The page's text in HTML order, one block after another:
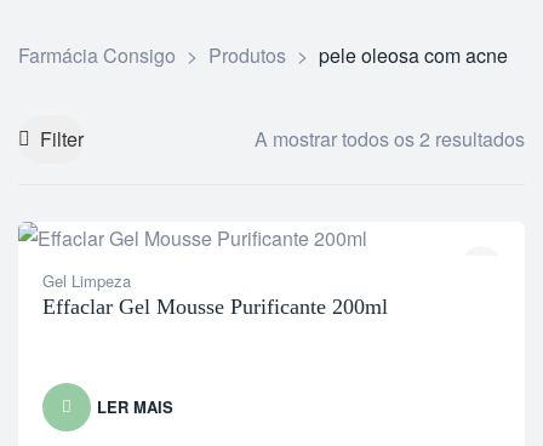
Farmácia Consigo > Produtos > pele oleosa com acne
Filter A mostrar todos os 2 resultados
Gel Limpeza
Effaclar Gel Mousse Purificante 200ml
LER MAIS